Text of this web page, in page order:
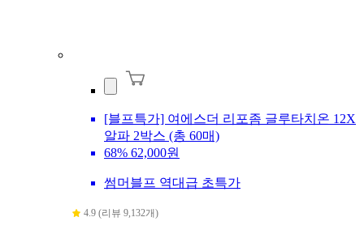
[블프특가] 여에스더 리포좀 글루타치온 12X
알파 2박스 (총 60매)
68% 62,000원
썸머블프 역대급 초특가
4.9 (리뷰 9,132개)